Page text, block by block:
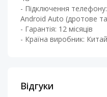
- Підключення
Android Auto (дротове
- Гарантія: 12 місяців
- Країна виробник: Китай
Відгуки